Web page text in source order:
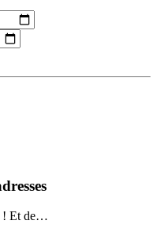
! Et de…